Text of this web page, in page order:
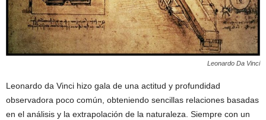
Leonardo Da Vinci
Leonardo da Vinci hizo gala de una actitud y profundidad
observadora poco común, obteniendo sencillas relaciones basadas
en el análisis y la extrapolación de la naturaleza. Siempre con un